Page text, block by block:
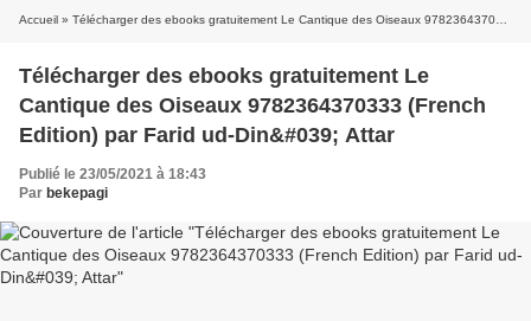
Accueil » Télécharger des ebooks gratuitement Le Cantique des Oiseaux 9782364370333 (French Edition) par Farid ud-Din&#039; Attar
Télécharger des ebooks gratuitement Le
Cantique des Oiseaux 9782364370333 (French
Edition) par Farid ud-Din&#039; Attar
Publié le 23/05/2021 à 18:43
Par bekepagi